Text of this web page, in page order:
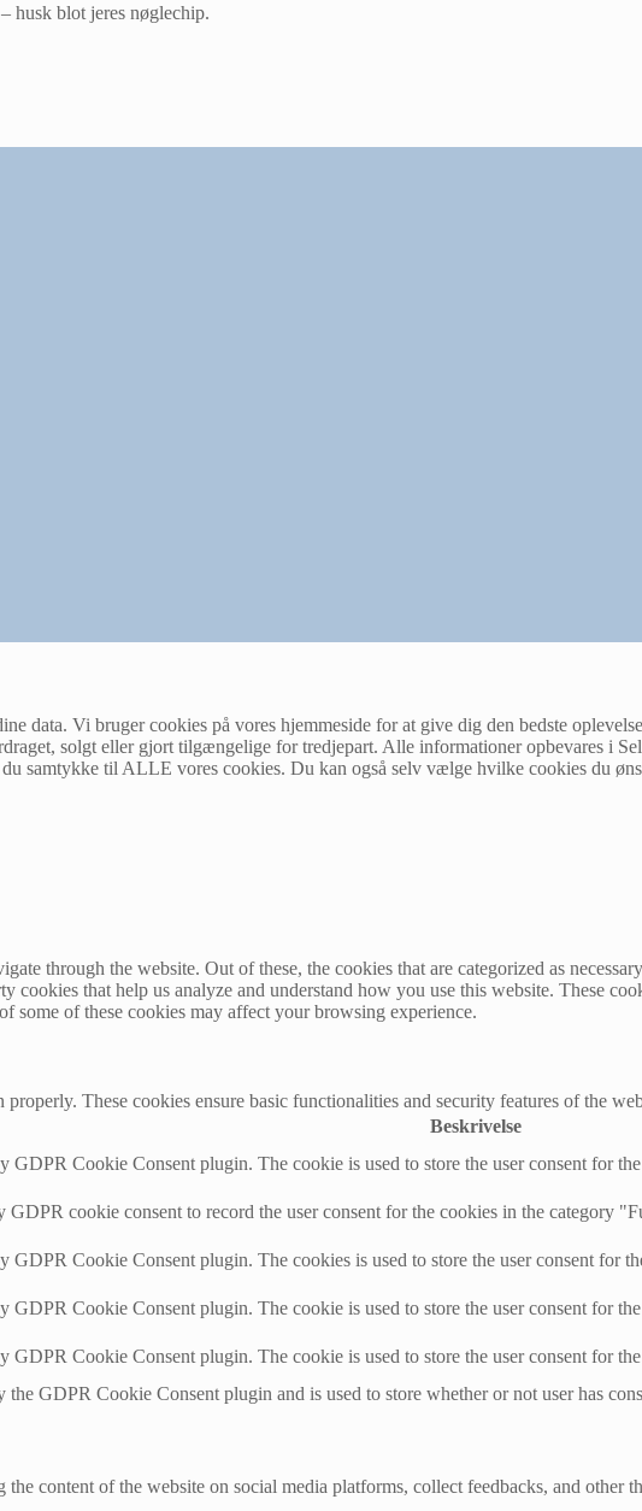
husk blot jeres nøglechip.
data. Vi bruger cookies på vores hjemmeside for at give dig den bedste
solgt eller gjort tilgængelige for tredjepart. Alle informationer opbevares i
samtykke til ALLE vores cookies. Du kan også selv vælge hvilke cookies du
through the website. Out of these, the cookies that are categorized as
cookies that help us analyze and understand how you use this website. These
some of these cookies may affect your browsing experience.
These cookies ensure basic functionalities and security features of the
Beskrivelse
GDPR Cookie Consent plugin. The cookie is used to store the user consent for
GDPR cookie consent to record the user consent for the cookies in the category
GDPR Cookie Consent plugin. The cookies is used to store the user consent for
GDPR Cookie Consent plugin. The cookie is used to store the user consent for
GDPR Cookie Consent plugin. The cookie is used to store the user consent for
the GDPR Cookie Consent plugin and is used to store whether or not user has
content of the website on social media platforms, collect feedbacks, and other